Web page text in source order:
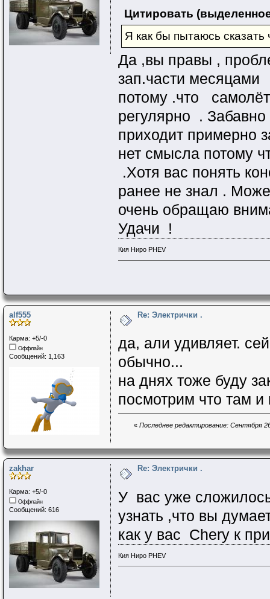
Цитировать
Я как бы пытаюсь сказать
Да ,вы правы ,
зап.части месяцами
потому .что
регулярно .
приходит примерно
нет смысла потому
.Хотя вас понять
ранее не знал .
очень обращаю
Удачи !
Кия Ниро PHEV
alf555
Карма: +5/-0
Оффлайн
Сообщений: 1,163
Re: Электрички .
да, али удивляет.
обычно...
на днях тоже буду
посмотрим что там и
« Последнее редактирование: Сентября
zakhar
Карма: +5/-0
Оффлайн
Сообщений: 616
Re: Электрички .
У вас уже
узнать ,что вы
как у вас Chery к
Кия Ниро PHEV